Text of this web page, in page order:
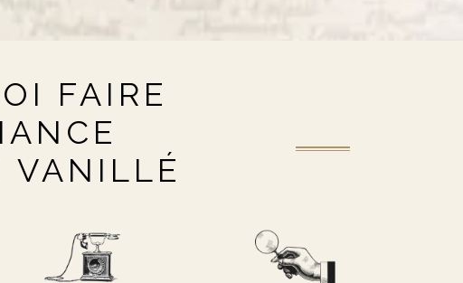
FAIRE
VANILLÉ